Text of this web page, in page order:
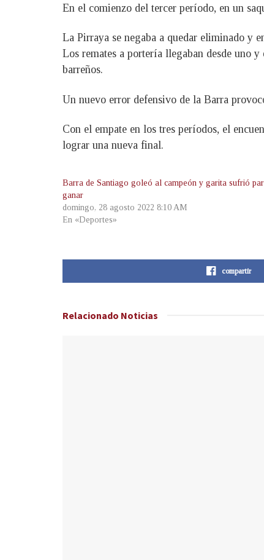
En el comienzo del tercer período, en un
La Pirraya se negaba a quedar eliminado y
Los remates a portería llegaban desde uno
barreños.
Un nuevo error defensivo de la Barra
Con el empate en los tres períodos, el
lograr una nueva final.
Barra de Santiago goleó al campeón y garita sufrió
ganar
domingo, 28 agosto 2022 8:10 AM
En «Deportes»
compartir
Relacionado Noticias